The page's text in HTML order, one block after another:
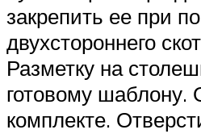
закрепить ее при
двухстороннего
Разметку на
готовому шаблону.
комплекте.